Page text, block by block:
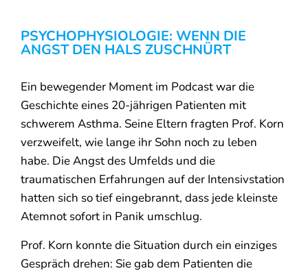
PSYCHOPHYSIOLOGIE: WENN DIE
ANGST DEN HALS ZUSCHNÜRT
Ein bewegender Moment im Podcast war die
Geschichte eines 20-jährigen Patienten mit
schwerem Asthma. Seine Eltern fragten Prof. Korn
verzweifelt, wie lange ihr Sohn noch zu leben
habe. Die Angst des Umfelds und die
traumatischen Erfahrungen auf der Intensivstation
hatten sich so tief eingebrannt, dass jede kleinste
Atemnot sofort in Panik umschlug.
Prof. Korn konnte die Situation durch ein einziges
Gespräch drehen: Sie gab dem Patienten die